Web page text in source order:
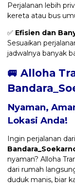
Perjalanan lebih
kereta atau bus
✅ Efisien dan
Sesuaikan
jadwalnya banyak
🚐 Alloha
Nyaman,
Lokasi Anda!
Ingin perjalanan dari
nyaman? Alloha
dari rumah
duduk manis, biar